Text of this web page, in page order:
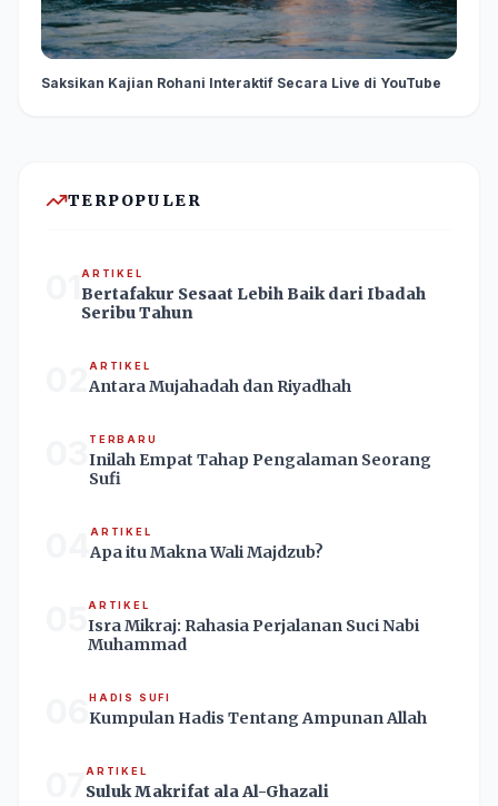
Saksikan Kajian Rohani Interaktif Secara Live di YouTube
TERPOPULER
ARTIKEL
Bertafakur Sesaat Lebih Baik dari Ibadah
Seribu Tahun
ARTIKEL
Antara Mujahadah dan Riyadhah
TERBARU
Inilah Empat Tahap Pengalaman Seorang
Sufi
ARTIKEL
Apa itu Makna Wali Majdzub?
ARTIKEL
Isra Mikraj: Rahasia Perjalanan Suci Nabi
Muhammad
HADIS SUFI
Kumpulan Hadis Tentang Ampunan Allah
ARTIKEL
Suluk Makrifat ala Al-Ghazali